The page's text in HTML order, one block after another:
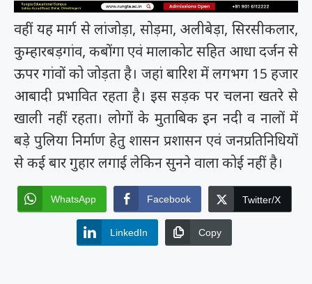
वहीं यह मार्ग से लांजोड़ा, सोड़मा, अलीबेड़ा, सिरसीकलार,
कुम्हारबड़गांव, कबोंगा एवं मालाकोट सहित आधा दर्जन से
ऊपर गांवों को जोड़ता है। जहां बारिश में लगभग 15 हजार
आबादी प्रभावित रहता है। इस सड़क पर चलना खतरे से
खाली नहीं रहता। लोगों के मुताबिक इन नदी व नालों में
बड़े पुलिया निर्माण हेतु शासन प्रशासन एवं जनप्रतिनिधियों
से कई बार गुहार लगाई लेकिन सुनने वाला कोई नहीं है।
WhatsApp Facebook Twitter/X
LinkedIn Copy